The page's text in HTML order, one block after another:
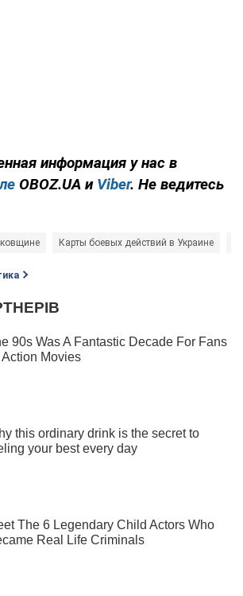
информация у нас в
OBOZ.UA и Viber. Не ведитесь
Карты боевых действий в Украине